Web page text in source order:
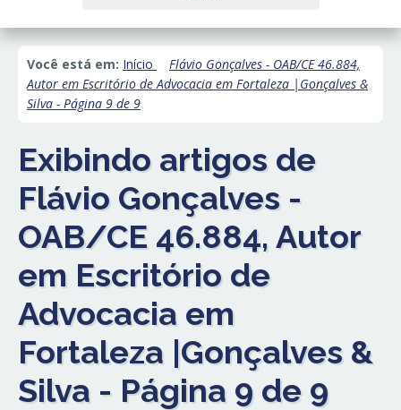
Você está em: Início
Flávio Gonçalves - OAB/CE 46.884,
Autor em Escritório de Advocacia em Fortaleza |Gonçalves &
Silva - Página 9 de 9
Exibindo artigos de
Flávio Gonçalves -
OAB/CE 46.884, Autor
em Escritório de
Advocacia em
Fortaleza |Gonçalves &
Silva - Página 9 de 9